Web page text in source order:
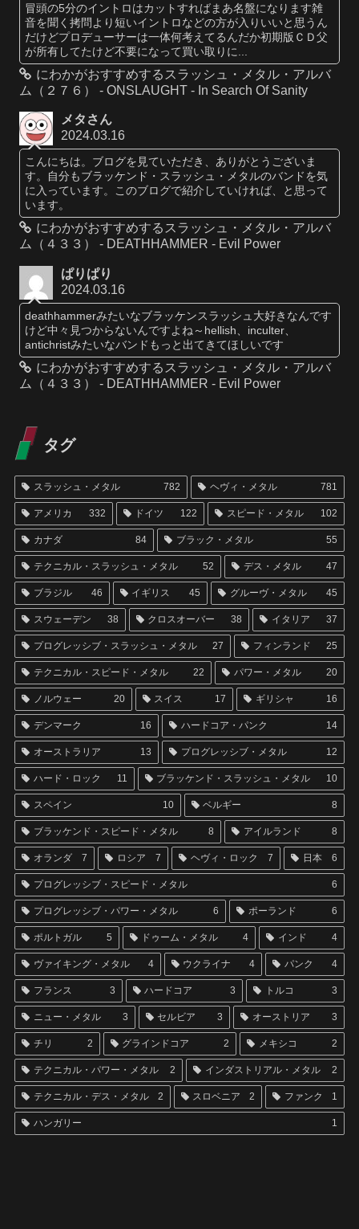
冒頭の5分のイントロはカットすればまあ名盤になります雑
音を聞く拷問より短いイントロなどの方が入りいいと思うん
だけどプロデューサーは一体何考えてるんだか初期版ＣＤ父
が所有してたけど不要になって買い取りに...
にわかがおすすめするスラッシュ・メタル・アルバ
ム（２７６） - ONSLAUGHT - In Search Of Sanity
メタさん
2024.03.16
こんにちは。ブログを見ていただき、ありがとうございま
す。自分もブラッケンド・スラッシュ・メタルのバンドを気
に入っています。このブログで紹介していければ、と思って
います。
にわかがおすすめするスラッシュ・メタル・アルバ
ム（４３３） - DEATHHAMMER - Evil Power
ぱりぱり
2024.03.16
deathhammerみたいなブラッケンスラッシュ大好きなんです
けど中々見つからないんですよね～hellish、inculter、
antichristみたいなバンドもっと出てきてほしいです
にわかがおすすめするスラッシュ・メタル・アルバ
ム（４３３） - DEATHHAMMER - Evil Power
タグ
スラッシュ・メタル 782 ヘヴィ・メタル 781
アメリカ 332 ドイツ 122 スピード・メタル 102
カナダ 84 ブラック・メタル 55
テクニカル・スラッシュ・メタル 52 デス・メタル 47
ブラジル 46 イギリス 45 グルーヴ・メタル 45
スウェーデン 38 クロスオーバー 38 イタリア 37
プログレッシブ・スラッシュ・メタル 27 フィンランド 25
テクニカル・スピード・メタル 22 パワー・メタル 20
ノルウェー 20 スイス 17 ギリシャ 16
デンマーク 16 ハードコア・パンク 14
オーストラリア 13 プログレッシブ・メタル 12
ハード・ロック 11 ブラッケンド・スラッシュ・メタル 10
スペイン 10 ベルギー 8
ブラッケンド・スピード・メタル 8 アイルランド 8
オランダ 7 ロシア 7 ヘヴィ・ロック 7 日本 6
プログレッシブ・スピード・メタル 6
プログレッシブ・パワー・メタル 6 ポーランド 6
ポルトガル 5 ドゥーム・メタル 4 インド 4
ヴァイキング・メタル 4 ウクライナ 4 パンク 4
フランス 3 ハードコア 3 トルコ 3
ニュー・メタル 3 セルビア 3 オーストリア 3
チリ 2 グラインドコア 2 メキシコ 2
テクニカル・パワー・メタル 2 インダストリアル・メタル 2
テクニカル・デス・メタル 2 スロベニア 2 ファンク 1
ハンガリー 1